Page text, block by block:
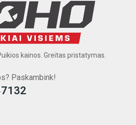
kainos. Greitas pristatymas.
Paskambink!